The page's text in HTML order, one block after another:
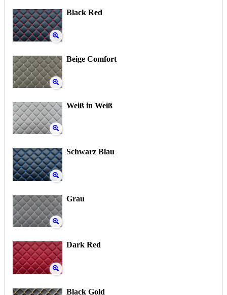
Black Red
Beige Comfort
Weiß in Weiß
Schwarz Blau
Grau
Dark Red
Black Gold